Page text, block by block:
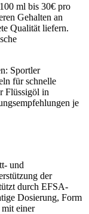
ml bis 30€ pro
Gehalten an
Qualität liefern.
Sportler
für schnelle
Flüssigöl in
je
und
der
durch EFSA-
Dosierung, Form
einer